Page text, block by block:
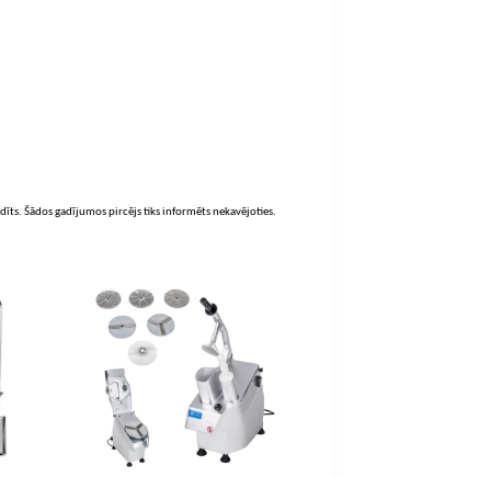
Šādos gadījumos pircējs tiks informēts nekavējoties.